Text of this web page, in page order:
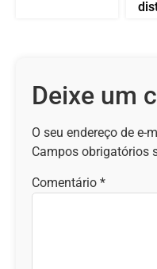
Deixe um
O seu endereço de e-
Campos obrigatórios
Comentário *